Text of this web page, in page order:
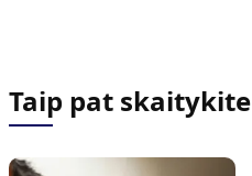
Taip pat skaitykite